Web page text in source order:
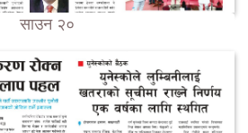
साउन २०